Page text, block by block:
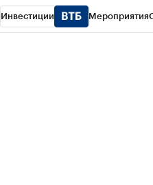
Инвестиции Мероприятия